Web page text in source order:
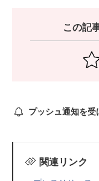
この記
プッシュ通知を受
関連リンク